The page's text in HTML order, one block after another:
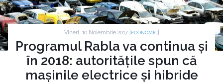
Vineri, 10 Noiembrie 2017 | ECONOMIC|
Programul Rabla va continua și
în 2018: autoritățile spun că
mașinile electrice și hibride